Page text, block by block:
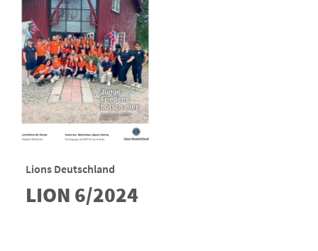
Lions Deutschland
LION 6/2024